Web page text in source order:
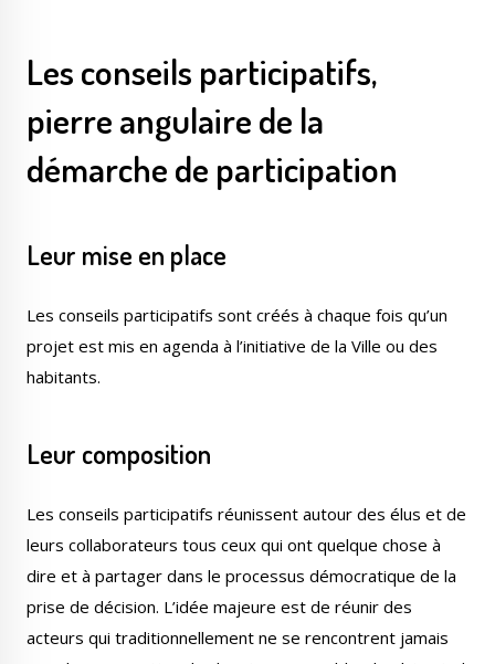
Les conseils participatifs,
pierre angulaire de la
démarche de participation
Leur mise en place
Les conseils participatifs sont créés à chaque fois qu’un
projet est mis en agenda à l’initiative de la Ville ou des
habitants.
Leur composition
Les conseils participatifs réunissent autour des élus et de
leurs collaborateurs tous ceux qui ont quelque chose à
dire et à partager dans le processus démocratique de la
prise de décision. L’idée majeure est de réunir des
acteurs qui traditionnellement ne se rencontrent jamais